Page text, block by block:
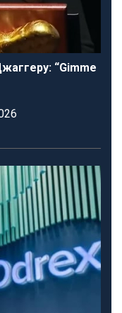
“Gimme